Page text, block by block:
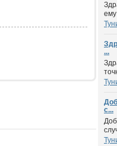
...
с...